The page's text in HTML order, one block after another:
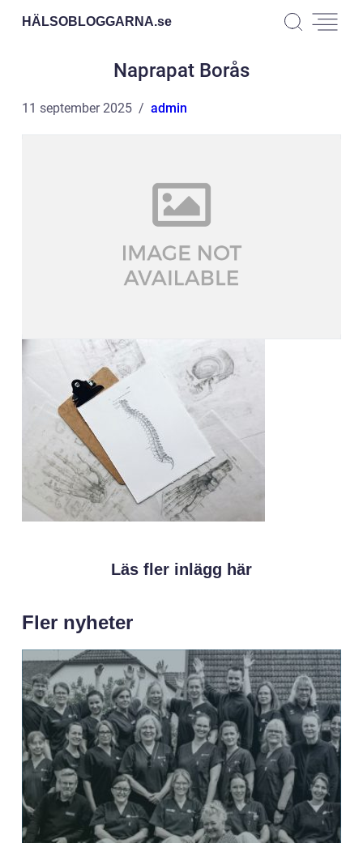
HÄLSOBLOGGARNA.se
Naprapat Borås
11 september 2025 admin
Läs fler inlägg här
Fler nyheter